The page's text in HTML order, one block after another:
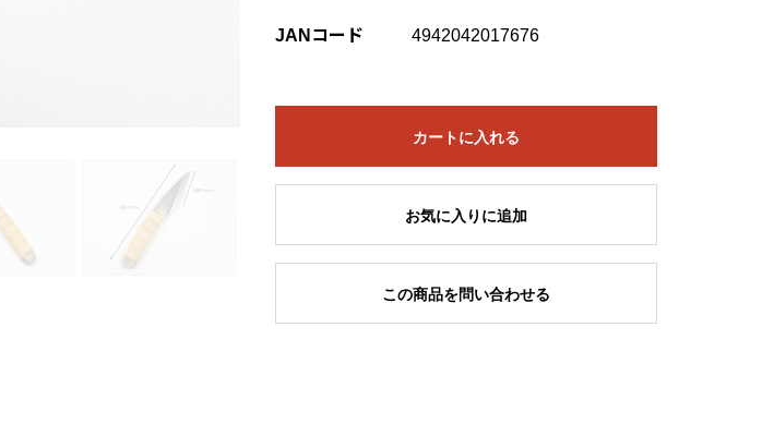
JANコード 4942042017676
カートに入れる
お気に入りに追加
この商品を問い合わせる